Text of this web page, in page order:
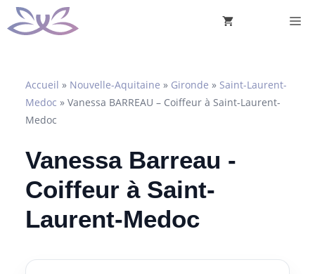
Aller
au
Accueil » Nouvelle-Aquitaine » Gironde » Saint-Laurent-
Medoc » Vanessa BARREAU – Coiffeur à Saint-Laurent-
Medoc
Vanessa Barreau -
Coiffeur à Saint-
Laurent-Medoc